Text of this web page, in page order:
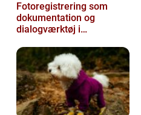
Fotoregistrering som
dokumentation og
dialogværktøj i